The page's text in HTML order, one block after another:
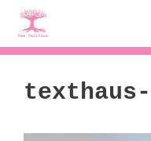
Zum
Inhalt
springen